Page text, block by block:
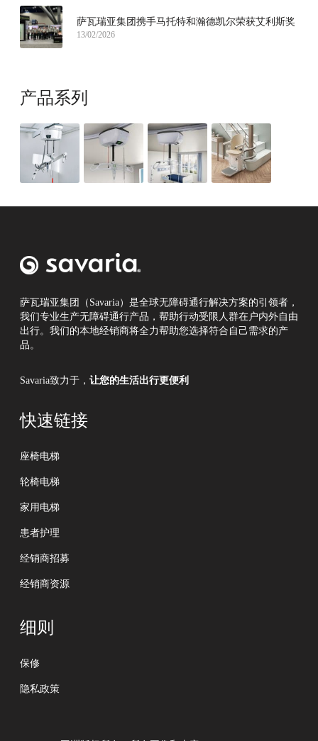
萨瓦瑞亚集团携手马托特和瀚德凯尔荣获艾利斯奖
13/02/2026
产品系列
萨瓦瑞亚集团（Savaria）是全球无障碍通行解决方案的引领者，
我们专业生产无障碍通行产品，帮助行动受限人群在户内外自由
出行。我们的本地经销商将全力帮助您选择符合自己需求的产
品。
Savaria致力于， 让您的生活出行更便利
快速链接
座椅电梯
轮椅电梯
家用电梯
患者护理
经销商招募
经销商资源
细则
保修
隐私政策